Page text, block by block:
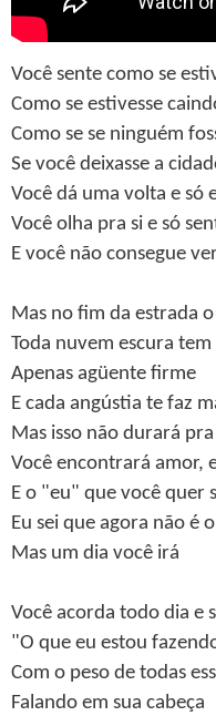
Você sente como se
Como se estivesse
Como se se ninguém
Se você deixasse a
Você dá uma volta e só
Você olha pra si e só
E você não consegue
Mas no fim da estrada
Toda nuvem escura
Apenas agüente firme
E cada angústia te faz
Mas isso não durará
Você encontrará amor,
E o "eu" que você quer
Eu sei que agora não é
Mas um dia você irá
Você acorda todo dia e
"O que eu estou
Com o peso de todas
Falando em sua cabeça